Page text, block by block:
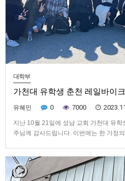
대학부
가천대 유학생 춘천 레일바이
유혜민 0 7000
지난 10월 21일에 성남 교회 가천대 유학
주님께 감사드립니다. 이번에는 한 가정
이크 등을 함께 경험하면서 예수님의 인